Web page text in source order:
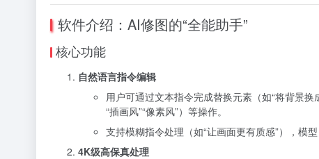
软件介绍：AI修图的“全能助手”
核心功能
自然语言指令编辑
用户可通过文本指令完成替换元素（如“将背景
“插画风”“像素风”）等操作。
支持模糊指令处理（如“让画面更有质感”），模
4K级高保真处理